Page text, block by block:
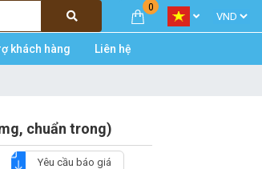
0
khách hàng Liên hệ
chuẩn trong)
Yêu cầu báo giá